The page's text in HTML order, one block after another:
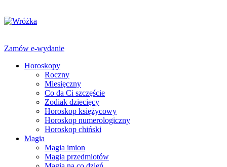
Zamów e-wydanie
Horoskopy
Roczny
Miesięczny
Co da Ci szczęście
Zodiak dziecięcy
Horoskop księżycowy
Horoskop numerologiczny
Horoskop chiński
Magia
Magia imion
Magia przedmiotów